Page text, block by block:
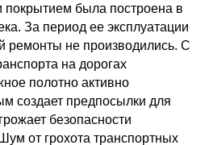
была построена в
За период ее эксплуатации
ремонты не производились. С
на дорогах
полотно активно
создает предпосылки для
безопасности
от грохота транспортных